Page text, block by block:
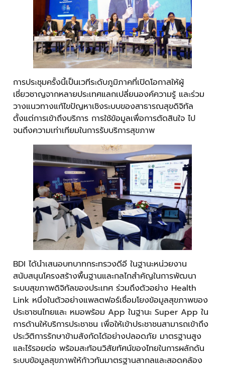
การประชุมครั้งนี้เป็นเวทีระดับภูมิภาคที่เปิดโอกาสให้ผู้
เชี่ยวชาญจากหลายประเทศแลกเปลี่ยนองค์ความรู้ และร่วม
วางแนวทางแก้ไขปัญหาเชิงระบบของสาธารณสุขดิจิทัล
ตั้งแต่การเข้าถึงบริการ การใช้ข้อมูลเพื่อการตัดสินใจ ไป
จนถึงความเท่าเทียมในการรับบริการสุขภาพ
BDI ได้นำเสนอบทบาทกระทรวงดีอี ในฐานะหน่วยงาน
สนับสนุนโครงสร้างพื้นฐานและกลไกสำคัญในการพัฒนา
ระบบสุขภาพดิจิทัลของประเทศ ร่วมถึงตัวอย่าง Health
Link หนึ่งในตัวอย่างแพลตฟอร์เชื่อมโยงข้อมูลสุขภาพของ
ประชาชนไทยและ หมอพร้อม App ในฐานะ Super App ใน
การด้านให้บริการประชาชน เพื่อให้เข้าประชาชนสามารถเข้าถึง
ประวัติการรักษาข้ามสังกัดได้อย่างปลอดภัย มาตรฐานสูง
และไร้รอยต่อ พร้อมสะท้อนวิสัยทัศน์ของไทยในการผลักดัน
ระบบข้อมูลสุขภาพให้ก้าวทันมาตรฐานสากลและสอดคล้อง